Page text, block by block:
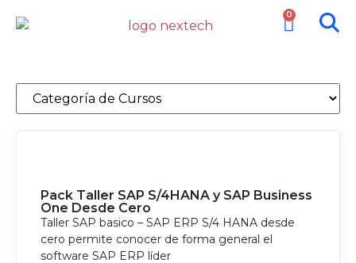
0
Pack Taller SAP S/4HANA y SAP Business
One Desde Cero
Taller SAP basico – SAP ERP S/4 HANA desde
cero permite conocer de forma general el
software SAP ERP líder